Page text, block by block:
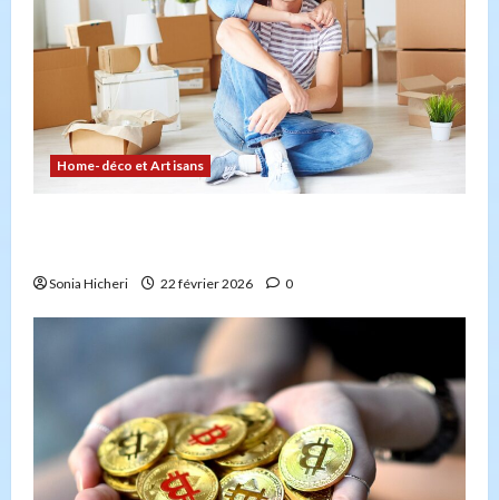
Home-déco et Artisans
Sonia Hicheri 22 février 2026 0